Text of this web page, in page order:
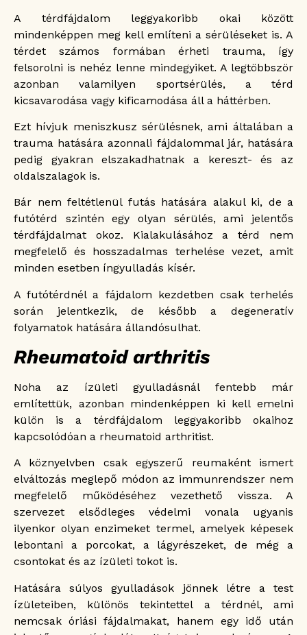
A térdfájdalom leggyakoribb okai között
mindenképpen meg kell említeni a sérüléseket is. A
térdet számos formában érheti trauma, így
felsorolni is nehéz lenne mindegyiket. A legtöbbször
azonban valamilyen sportsérülés, a térd
kicsavarodása vagy kificamodása áll a háttérben.
Ezt hívjuk meniszkusz sérülésnek, ami általában a
trauma hatására azonnali fájdalommal jár, hatására
pedig gyakran elszakadhatnak a kereszt- és az
oldalszalagok is.
Bár nem feltétlenül futás hatására alakul ki, de a
futótérd szintén egy olyan sérülés, ami jelentős
térdfájdalmat okoz. Kialakulásához a térd nem
megfelelő és hosszadalmas terhelése vezet, amit
minden esetben íngyulladás kísér.
A futótérdnél a fájdalom kezdetben csak terhelés
során jelentkezik, de később a degeneratív
folyamatok hatására állandósulhat.
Rheumatoid arthritis
Noha az ízületi gyulladásnál fentebb már
említettük, azonban mindenképpen ki kell emelni
külön is a térdfájdalom leggyakoribb okaihoz
kapcsolódóan a rheumatoid arthritist.
A köznyelvben csak egyszerű reumaként ismert
elváltozás meglepő módon az immunrendszer nem
megfelelő működéséhez vezethető vissza. A
szervezet elsődleges védelmi vonala ugyanis
ilyenkor olyan enzimeket termel, amelyek képesek
lebontani a porcokat, a lágyrészeket, de még a
csontokat és az ízületi tokot is.
Hatására súlyos gyulladások jönnek létre a test
ízületeiben, különös tekintettel a térdnél, ami
nemcsak óriási fájdalmakat, hanem egy idő után